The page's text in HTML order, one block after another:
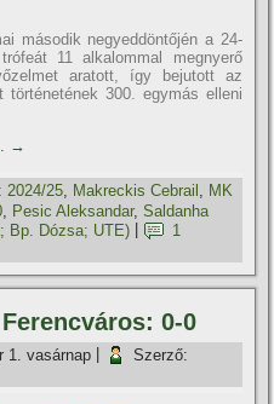
második negyeddöntőjén a 24-
11 alkalommal megnyerő
aratott, így bejutott az
300. egymás elleni
→
2024/25 Makreckis Cebrail
MK
, Pesic Aleksandar,Saldanha
Bp. Dózsa; UTE)
1
0-0
1. vasárnap
Szerző: